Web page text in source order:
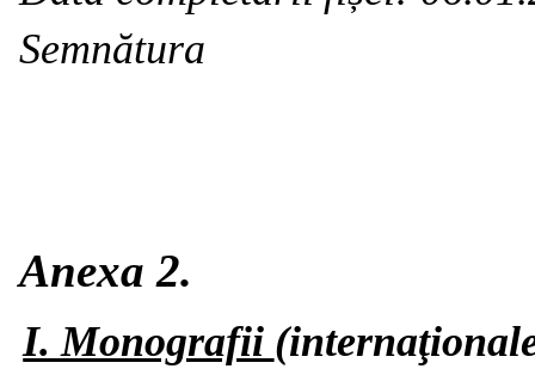
Semnătura
Anexa 2.
I.Monografii